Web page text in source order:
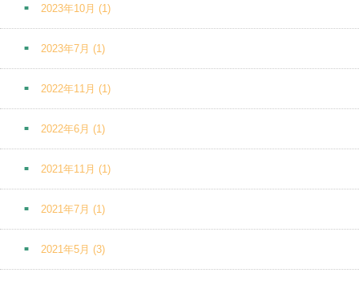
2023年10月 (1)
2023年7月 (1)
2022年11月 (1)
2022年6月 (1)
2021年11月 (1)
2021年7月 (1)
2021年5月 (3)